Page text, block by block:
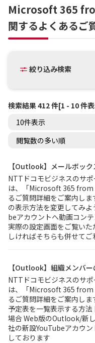
Microsoft 365
関するよくあるご
絞り込み検索
検索結果 412 件[1 - 10 件
【Outlook】メールボッ
NTTドコモビジネスのサ
は、「Microsoft 365 from
るご質問詳細をご案内し
の表示方法を変更してみ
beアカウントへ動画コン
実際の設定画面をご覧い
しければそちらも併せてご
【Outlook】組織メンバ
NTTドコモビジネスのサ
は、「Microsoft 365 from
るご質問詳細をご案内し
予定表を一覧表示する方
場合 Web版のOutlook/新
社の新設YouTubeアカウ
しております